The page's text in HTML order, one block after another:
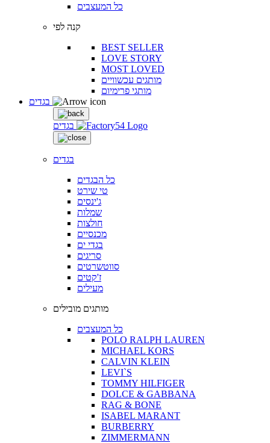
כל המעצבים
קנה לפי
BEST SELLER
LOVE STORY
MOST LOVED
מותגים עכשוויים
מותגי פרימיום
בגדים
בגדים
כל הבגדים
טי שירט
ג'ינסים
שמלות
חולצות
מכנסיים
בגדי ים
סריגים
סווטשרטים
ז'קטים
מעילים
מותגים מובילים
כל המעצבים
POLO RALPH LAUREN
MICHAEL KORS
CALVIN KLEIN
LEVI`S
TOMMY HILFIGER
DOLCE & GABBANA
RAG & BONE
ISABEL MARANT
BURBERRY
ZIMMERMANN